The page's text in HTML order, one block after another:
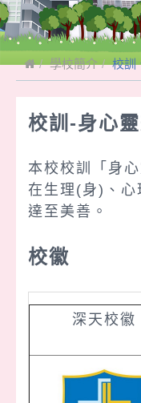
學校簡介 校訓
校訓-身心
本校校訓「身
在生理(身)、
達至美善。
校徽
深天校徽